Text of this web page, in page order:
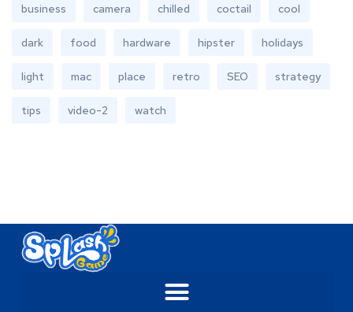
business camera chilled coctail cool
dark food hardware hipster holidays
light mac place retro SEO strategy
tips video-2 watch